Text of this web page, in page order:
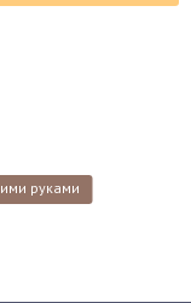
руками